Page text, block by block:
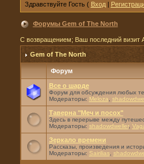
Здравствуйте Гость ( Вход|
Форумы Gem of The North
С возвращением; Ваш последний визит
Gem of The North
Форум
Все о шарде
Форум для обсуждения любых
Модераторы: Meloza
Таверна "Меч и посох"
Здесь в перерыве между
Модераторы: shadowdweller,
Зеркало времени
Рассказы, произведения и
Модераторы: Sairilias,